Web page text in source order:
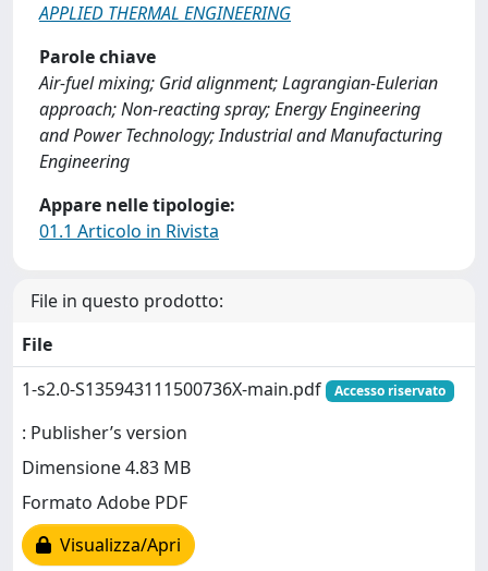
APPLIED THERMAL ENGINEERING
Parole chiave
Air-fuel mixing; Grid alignment; Lagrangian-Eulerian
approach; Non-reacting spray; Energy Engineering
and Power Technology; Industrial and Manufacturing
Engineering
Appare nelle tipologie:
01.1 Articolo in Rivista
File in questo prodotto:
File
1-s2.0-S135943111500736X-main.pdf
Accesso riservato
: Publisher’s version
Dimensione 4.83 MB
Formato Adobe PDF
Visualizza/Apri